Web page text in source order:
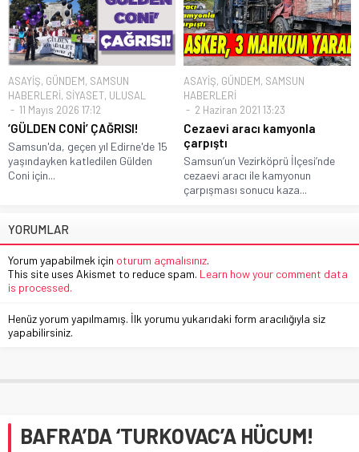
ASAYİŞ, GÜNDEM, SAMSUN
HABERLERİ, SİYASET, ULUSAL
11 Mayıs 2026 17:12
‘GÜLDEN CONİ’ ÇAĞRISI!
Samsun'da, geçen yıl Edirne'de 15
yaşındayken katledilen Gülden
Coni için...
ASAYİŞ, GÜNDEM, SAMSUN
HABERLERİ
2 Haziran 2021 13:23
Cezaevi aracı kamyonla
çarpıştı
Samsun’un Vezirköprü İlçesi’nde
cezaevi aracı ile kamyonun
çarpışması sonucu kaza...
YORUMLAR
Yorum yapabilmek için oturum açmalısınız.
This site uses Akismet to reduce spam. Learn how your comment data
is processed.
Henüz yorum yapılmamış. İlk yorumu yukarıdaki form aracılığıyla siz
yapabilirsiniz.
BAFRA’DA ‘TURKOVAC’A HÜCUM!